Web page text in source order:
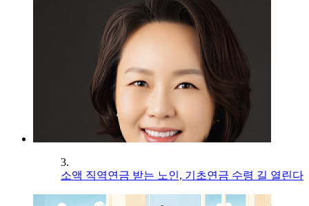
3.
소액 직역연금 받는 노인, 기초연금 수령 길 열린다